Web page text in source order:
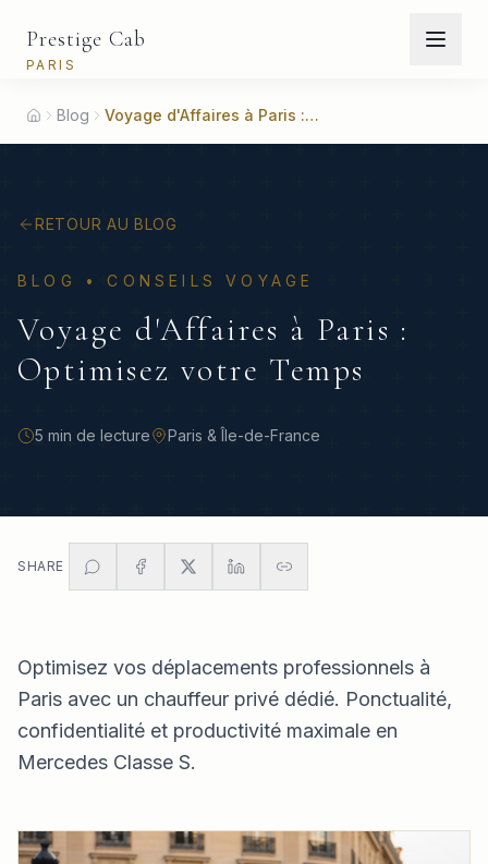
Prestige Cab
PARIS
HomeBlog Voyage d'Affaires à Paris : Optimisez votre Temps
RETOUR AU BLOG
BLOG •CONSEILS VOYAGE
Voyage d'Affaires à Paris :
Optimisez votre Temps
5 min de lecture Paris & Île-de-France
SHARE
Optimisez vos déplacements professionnels à
Paris avec un chauffeur privé dédié. Ponctualité,
confidentialité et productivité maximale en
Mercedes Classe S.